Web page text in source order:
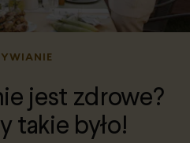
jest zdrowe?
takie było!